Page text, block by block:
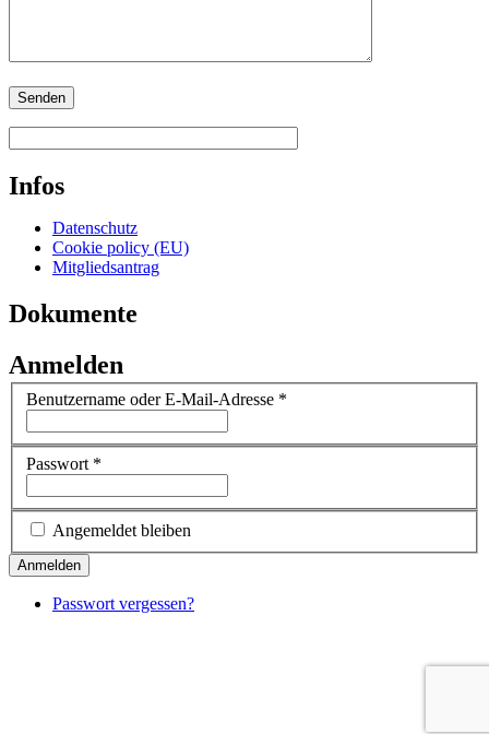
Infos
Datenschutz
Cookie policy (EU)
Mitgliedsantrag
Dokumente
Anmelden
Benutzername oder E-Mail-Adresse *
Passwort *
Angemeldet bleiben
Passwort vergessen?